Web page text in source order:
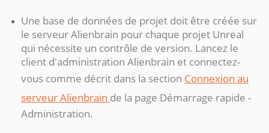
Une base de données de projet doit être créée sur
le serveur Alienbrain pour chaque projet Unreal
qui nécessite un contrôle de version. Lancez le
client d'administration Alienbrain et connectez-
vous comme décrit dans la section Connexion au
serveur Alienbrain de la page Démarrage rapide -
Administration.